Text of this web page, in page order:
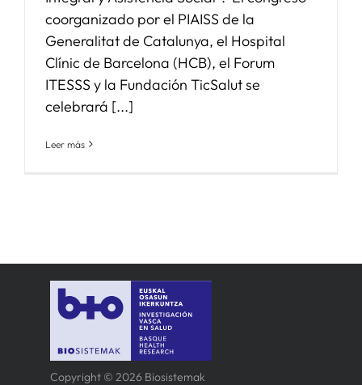
coorganizado por el PIAISS de la
Generalitat de Catalunya, el Hospital
Clínic de Barcelona (HCB), el Forum
ITESSS y la Fundación TicSalut se
celebrará [...]
Leer más
Copyright © 2026 Biosistemak